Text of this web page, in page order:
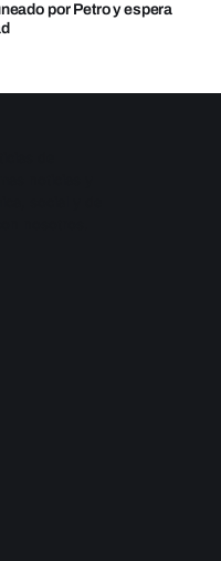
por Petro y espera